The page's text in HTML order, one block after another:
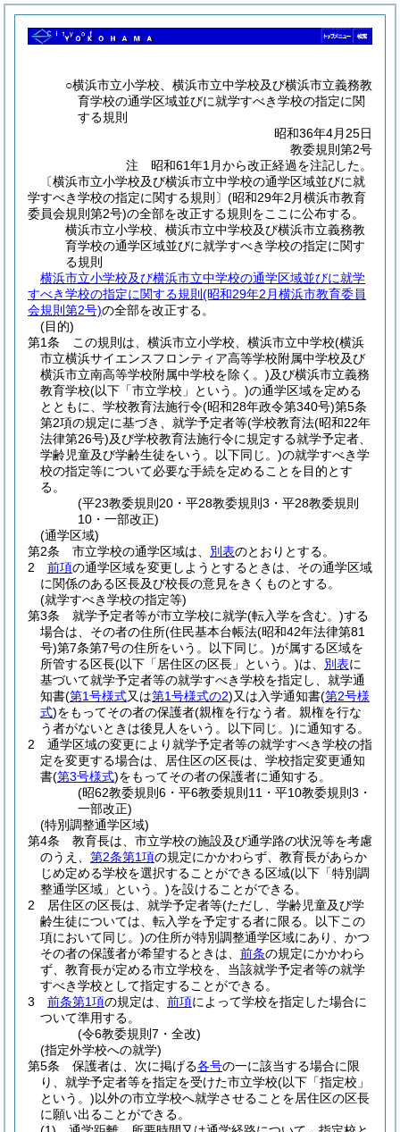
○横浜市立小学校、横浜市立中学校及び横浜市立義務教
育学校の通学区域並びに就学すべき学校の指定に関
する規則
昭和36年4月25日
教委規則第2号
注 昭和61年1月から改正経過を注記した。
〔横浜市立小学校及び横浜市立中学校の通学区域並びに就
学すべき学校の指定に関する規則〕(昭和29年2月横浜市教育
委員会規則第2号)の全部を改正する規則をここに公布する。
横浜市立小学校、横浜市立中学校及び横浜市立義務教
育学校の通学区域並びに就学すべき学校の指定に関す
る規則
横浜市立小学校及び横浜市立中学校の通学区域並びに就学
すべき学校の指定に関する規則(昭和29年2月横浜市教育委員
会規則第2号)の全部を改正する。
(目的)
第1条
この規則は、横浜市立小学校、横浜市立中学校(横浜
市立横浜サイエンスフロンティア高等学校附属中学校及び
横浜市立南高等学校附属中学校を除く。)及び横浜市立義務
教育学校(以下「市立学校」という。)の通学区域を定める
とともに、学校教育法施行令(昭和28年政令第340号)第5条
第2項の規定に基づき、就学予定者等(学校教育法(昭和22年
法律第26号)及び学校教育法施行令に規定する就学予定者、
学齢児童及び学齢生徒をいう。以下同じ。)の就学すべき学
校の指定等について必要な手続を定めることを目的とす
る。
(平23教委規則20・平28教委規則3・平28教委規則
10・一部改正)
(通学区域)
第2条
市立学校の通学区域は、 別表のとおりとする。
2
前項の通学区域を変更しようとするときは、その通学区域
に関係のある区長及び校長の意見をきくものとする。
(就学すべき学校の指定等)
第3条
就学予定者等が市立学校に就学(転入学を含む。)する
場合は、その者の住所(住民基本台帳法(昭和42年法律第81
号)第7条第7号の住所をいう。以下同じ。)が属する区域を
所管する区長(以下「居住区の区長」という。)は、 別表に
基づいて就学予定者等の就学すべき学校を指定し、就学通
知書(第1号様式又は第1号様式の2)又は入学通知書(第2号様
式)をもってその者の保護者(親権を行なう者。親権を行な
う者がないときは後見人をいう。以下同じ。)に通知する。
2
通学区域の変更により就学予定者等の就学すべき学校の指
定を変更する場合は、居住区の区長は、学校指定変更通知
書(第3号様式)をもってその者の保護者に通知する。
(昭62教委規則6・平6教委規則11・平10教委規則3・
一部改正)
(特別調整通学区域)
第4条
教育長は、市立学校の施設及び通学路の状況等を考慮
のうえ、 第2条第1項の規定にかかわらず、教育長があらか
じめ定める学校を選択することができる区域(以下「特別調
整通学区域」という。)を設けることができる。
2
居住区の区長は、就学予定者等(ただし、学齢児童及び学
齢生徒については、転入学を予定する者に限る。以下この
項において同じ。)の住所が特別調整通学区域にあり、かつ
その者の保護者が希望するときは、 前条の規定にかかわら
ず、教育長が定める市立学校を、当該就学予定者等の就学
すべき学校として指定することができる。
3
前条第1項の規定は、 前項によって学校を指定した場合に
ついて準用する。
(令6教委規則7・全改)
(指定外学校への就学)
第5条
保護者は、次に掲げる各号の一に該当する場合に限
り、就学予定者等を指定を受けた市立学校(以下「指定校」
という。)以外の市立学校へ就学させることを居住区の区長
に願い出ることができる。